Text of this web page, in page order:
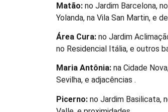
Matão: no Jardim Barcelona,
Yolanda, na Vila San Martin, e
Área Cura: no Jardim
no Residencial Itália, e outros
Maria Antônia: na Cidade
Sevilha, e adjacências .
Picerno: no Jardim Basilicata,